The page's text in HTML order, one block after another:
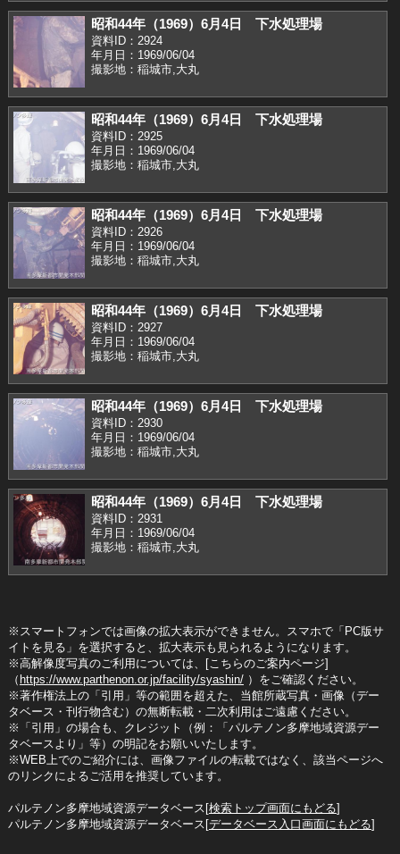
昭和44年（1969）6月4日 下水処理場
資料ID：2924
年月日：1969/06/04
撮影地：稲城市,大丸
昭和44年（1969）6月4日 下水処理場
資料ID：2925
年月日：1969/06/04
撮影地：稲城市,大丸
昭和44年（1969）6月4日 下水処理場
資料ID：2926
年月日：1969/06/04
撮影地：稲城市,大丸
昭和44年（1969）6月4日 下水処理場
資料ID：2927
年月日：1969/06/04
撮影地：稲城市,大丸
昭和44年（1969）6月4日 下水処理場
資料ID：2930
年月日：1969/06/04
撮影地：稲城市,大丸
昭和44年（1969）6月4日 下水処理場
資料ID：2931
年月日：1969/06/04
撮影地：稲城市,大丸
※スマートフォンでは画像の拡大表示ができません。スマホで「PC版サ
イトを見る」を選択すると、拡大表示も見られるようになります。
※高解像度写真のご利用については、[こちらのご案内ページ]
（ https://www.parthenon.or.jp/facility/syashin/）をご確認ください。
※著作権法上の「引用」等の範囲を超えた、当館所蔵写真・画像（デー
タベース・刊行物含む）の無断転載・二次利用はご遠慮ください。
※「引用」の場合も、クレジット（例：「パルテノン多摩地域資源デー
タベースより」等）の明記をお願いいたします。
※WEB上でのご紹介には、画像ファイルの転載ではなく、該当ページへ
のリンクによるご活用を推奨しています。
パルテノン多摩地域資源データベース[検索トップ画面にもどる]
パルテノン多摩地域資源データベース[データベース入口画面にもどる]